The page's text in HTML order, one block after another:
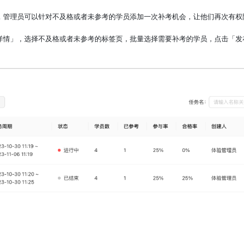
理员可以针对不及格或者未参考的学员添加一次补考机会，让他们再次有权
」，选择不及格或者未参考的标签页，批量选择需要补考的学员，点击「